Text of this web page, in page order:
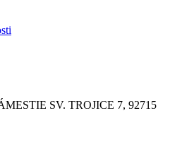
SV. TROJICE 7, 92715